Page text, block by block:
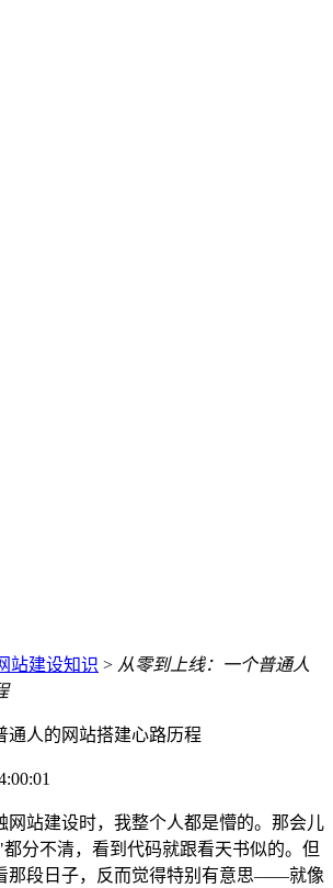
站建设知识 > 从零到上线：一个普通人
通人的网站搭建心路历程
网站建设时，我整个人都是懵的。那会儿
分不清，看到代码就跟看天书似的。但
那段日子，反而觉得特别有意思——就像